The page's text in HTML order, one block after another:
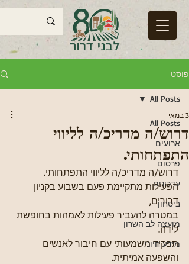
פוסט
All Posts
ארועים
פרסום
עדכונים
ביטחון
מועצה לב השרון
מידע חיוני
All Posts
דרוש/ה מדריכ/ה לליווי
התפתחותי.
3 במאי
דרוש/ה מדריכ/ה לליווי התפתחותי.
הפעילות מתקיימת פעם בשבוע בקניון
דרורים,
במטרה להעביר פעילות לאמהות בחופשת
לידה.
תפקיד משמעותי עם חיבור לאנשים
והשפעה אמיתית.